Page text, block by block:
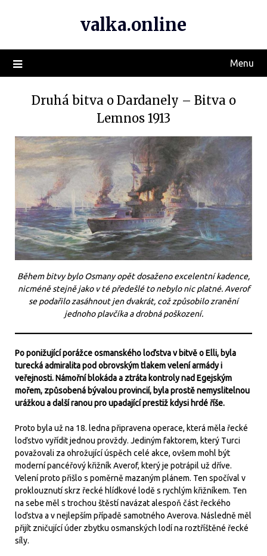
valka.online
Menu
Druhá bitva o Dardanely – Bitva o
Lemnos 1913
Během bitvy bylo Osmany opět dosaženo excelentní kadence,
nicméně stejně jako v té předešlé to nebylo nic platné. Averof
se podařilo zasáhnout jen dvakrát, což způsobilo zranění
jednoho plavčíka a drobná poškození.
Po ponižující porážce osmanského loďstva v bitvě o Elli, byla
turecká admiralita pod obrovským tlakem velení armády i
veřejnosti. Námořní blokáda a ztráta kontroly nad Egejským
mořem, způsobená bývalou provincií, byla prostě nemyslitelnou
urážkou a další ranou pro upadající prestiž kdysi hrdé říše.
Proto byla už na 18. ledna připravena operace, která měla řecké
loďstvo vyřídit jednou provždy. Jediným faktorem, který Turci
považovali za ohrožující úspěch celé akce, ovšem mohl být
moderní pancéřový křižník Averof, který je potrápil už dříve.
Velení proto přišlo s poměrně mazaným plánem. Ten spočíval v
proklouznutí skrz řecké hlídkové lodě s rychlým křižníkem. Ten
na sebe měl s trochou štěstí navázat alespoň část řeckého
loďstva a v nejlepším případě samotného Averova. Následně měl
přijít zničující úder zbytku osmanských lodí na roztříštěné řecké
síly.